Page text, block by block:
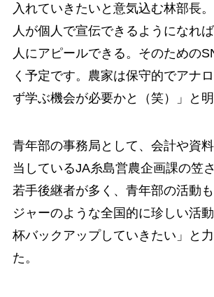
入れていきたいと意気込む林部長
人が個人で宣伝できるようになれ
人にアピールできる。そのための
く予定です。農家は保守的でアナ
ず学ぶ機会が必要かと（笑）」と明
青年部の事務局として、会計や資
当しているJA糸島営農企画課の笠
若手後継者が多く、青年部の活動
ジャーのような全国的に珍しい活
杯バックアップしていきたい」と
た。